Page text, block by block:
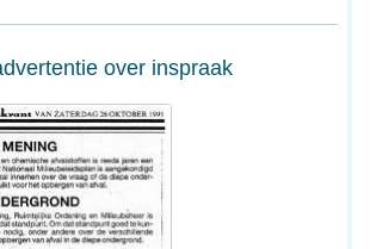
over inspraak